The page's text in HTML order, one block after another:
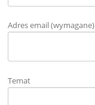
Adres email (wymagane)
Temat